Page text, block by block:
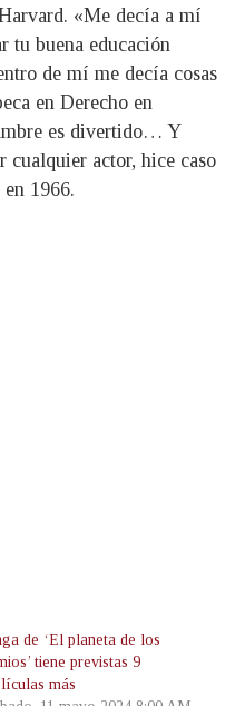
«Me decía a mí
tu buena educación
de mí me decía cosas
en Derecho en
es divertido… Y
cualquier actor, hice caso
1966.
de ‘El planeta de los
tiene previstas 9
más